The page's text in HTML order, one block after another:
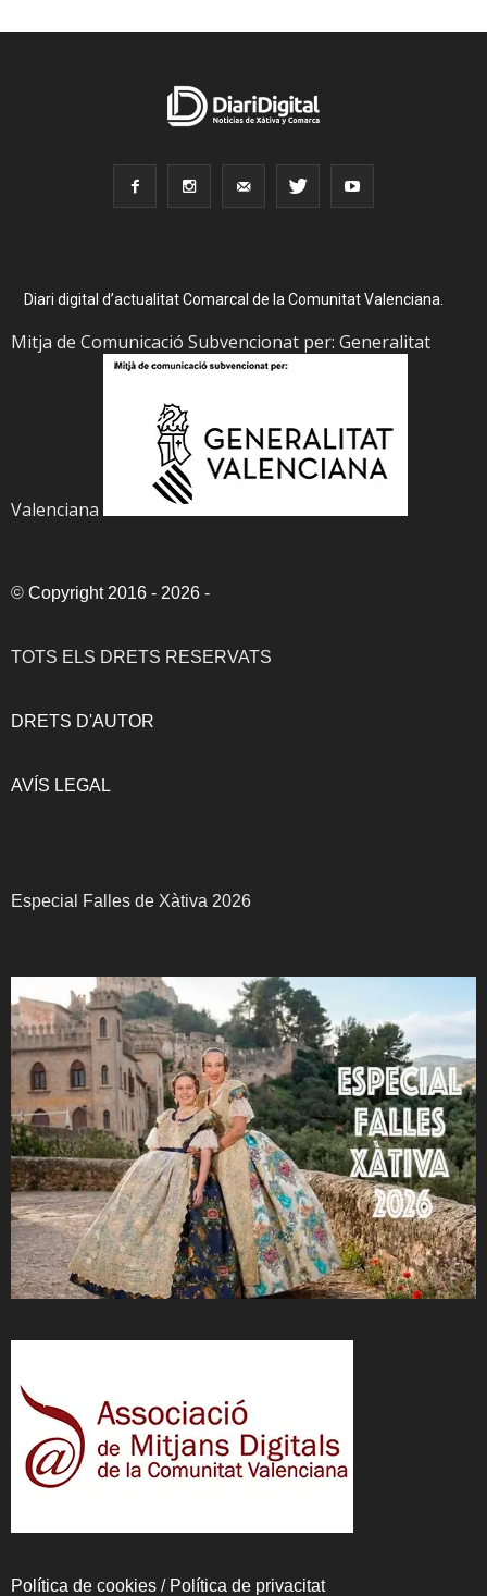
Diari digital d’actualitat Comarcal de la Comunitat Valenciana.
Mitja de Comunicació Subvencionat per: Generalitat
Valenciana
© Copyright 2016 - 2026 -
TOTS ELS DRETS RESERVATS
DRETS D'AUTOR
AVÍS LEGAL
Especial Falles de Xàtiva 2026
Política de cookies / Política de privacitat